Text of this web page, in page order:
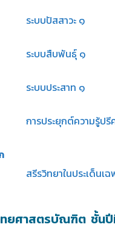
ระบบปัสสาวะ ๑
ระบบสืบพันธุ์ ๑
ระบบประสาท ๑
การประยุกต์ความรู้ป
สรีรวิทยาในประเด็นเฉ
ยศาสตรบัณฑิต ชั้น